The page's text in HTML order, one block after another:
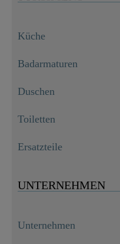
Küche
Badarmaturen
Duschen
Toiletten
Ersatzteile
UNTERNEHMEN
Unternehmen